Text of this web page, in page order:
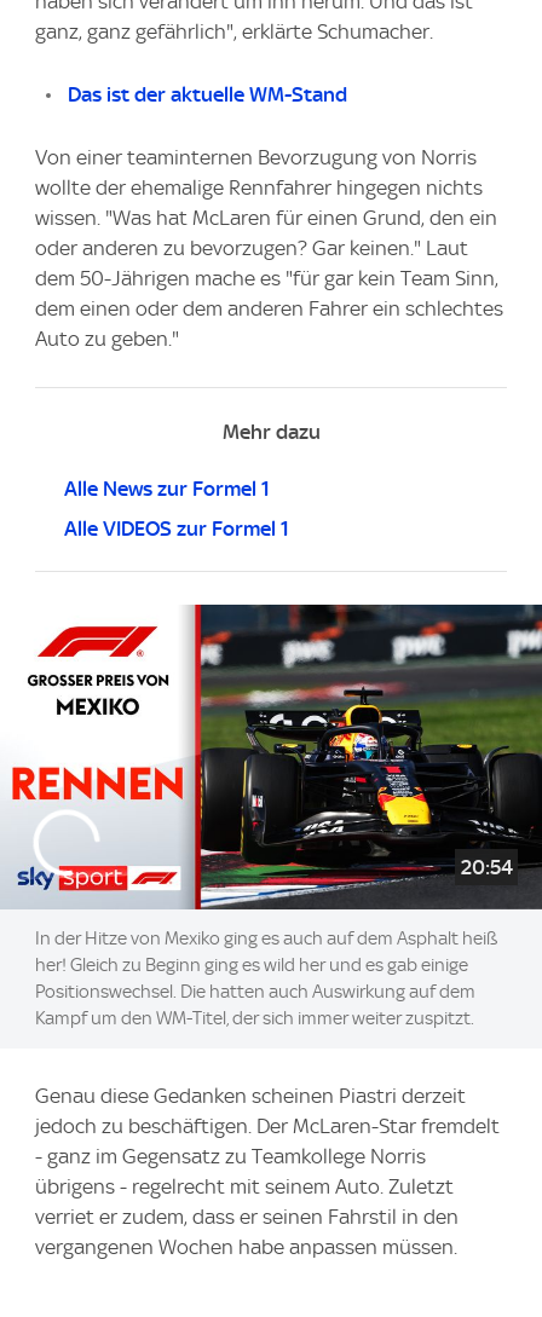
ganz, ganz gefährlich", erklärte Schumacher.
Das ist der aktuelle WM-Stand
Von einer teaminternen Bevorzugung von Norris
wollte der ehemalige Rennfahrer hingegen nichts
wissen. "Was hat McLaren für einen Grund, den ein
oder anderen zu bevorzugen? Gar keinen." Laut
dem 50-Jährigen mache es "für gar kein Team Sinn,
dem einen oder dem anderen Fahrer ein schlechtes
Auto zu geben."
Mehr dazu
Alle News zur Formel 1
Alle VIDEOS zur Formel 1
20:54
In der Hitze von Mexiko ging es auch auf dem Asphalt heiß
her! Gleich zu Beginn ging es wild her und es gab einige
Positionswechsel. Die hatten auch Auswirkung auf dem
Kampf um den WM-Titel, der sich immer weiter zuspitzt.
Genau diese Gedanken scheinen Piastri derzeit
jedoch zu beschäftigen. Der McLaren-Star fremdelt
- ganz im Gegensatz zu Teamkollege Norris
übrigens - regelrecht mit seinem Auto. Zuletzt
verriet er zudem, dass er seinen Fahrstil in den
vergangenen Wochen habe anpassen müssen.